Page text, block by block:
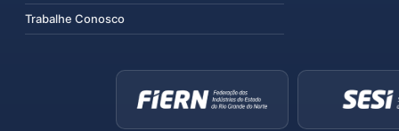
Trabalhe Conosco